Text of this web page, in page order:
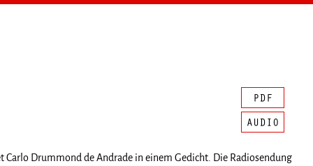
Drummond de Andrade in einem Gedicht. Die Radiosendung